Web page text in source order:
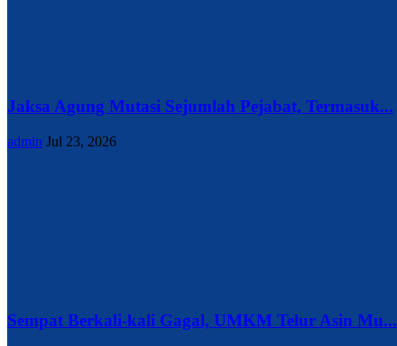
Jaksa Agung Mutasi Sejumlah Pejabat, Termasuk...
admin Jul 23, 2026
Sempat Berkali-kali Gagal, UMKM Telur Asin Mu...